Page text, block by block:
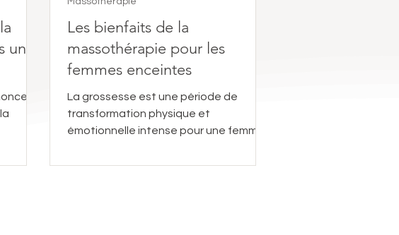
un
la
Les bienfaits de la
massothérapie pour les
femmes enceintes
La grossesse est une période de
transformation physique et
émotionnelle intense pour une femme.